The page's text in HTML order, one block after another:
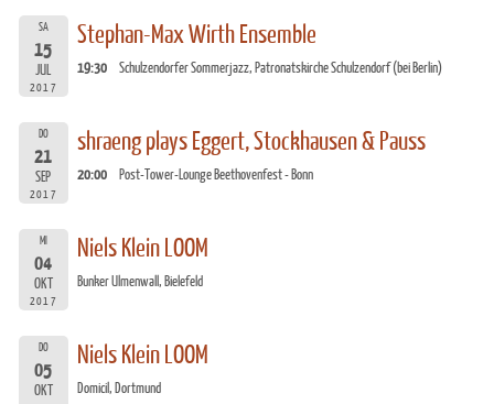
SA
15
JUL
2017
Stephan-Max Wirth Ensemble
19:30 Schulzendorfer Sommerjazz, Patronatskirche Schulzendorf (bei Berlin)
DO
21
SEP
2017
shraeng plays Eggert, Stockhausen & Pauss
20:00 Post-Tower-Lounge Beethovenfest - Bonn
MI
04
OKT
2017
Niels Klein LOOM
Bunker Ulmenwall, Bielefeld
DO
05
OKT
Niels Klein LOOM
Domicil, Dortmund